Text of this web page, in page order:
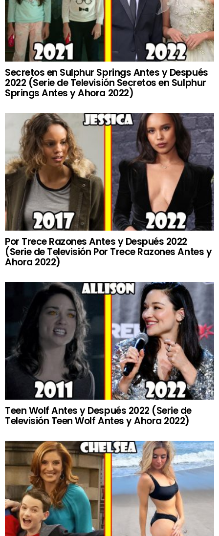
Secretos en Sulphur Springs Antes y Después
2022 (Serie de Televisión Secretos en Sulphur
Springs Antes y Ahora 2022)
Por Trece Razones Antes y Después 2022
(Serie de Televisión Por Trece Razones Antes y
Ahora 2022)
Teen Wolf Antes y Después 2022 (Serie de
Televisión Teen Wolf Antes y Ahora 2022)